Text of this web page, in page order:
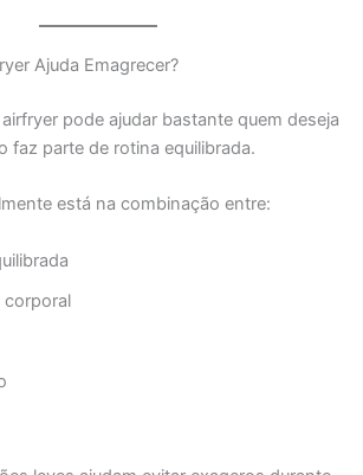
Ajuda Emagrecer?
pode ajudar bastante quem deseja
faz parte de rotina equilibrada.
está na combinação entre:
corporal